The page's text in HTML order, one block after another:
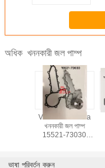
অধিক খননকারী জল পাম্প
V2403-7 Kubota
খননকারী জল পাম্প
15521-73030
ভাষা পরিবর্তন করুন